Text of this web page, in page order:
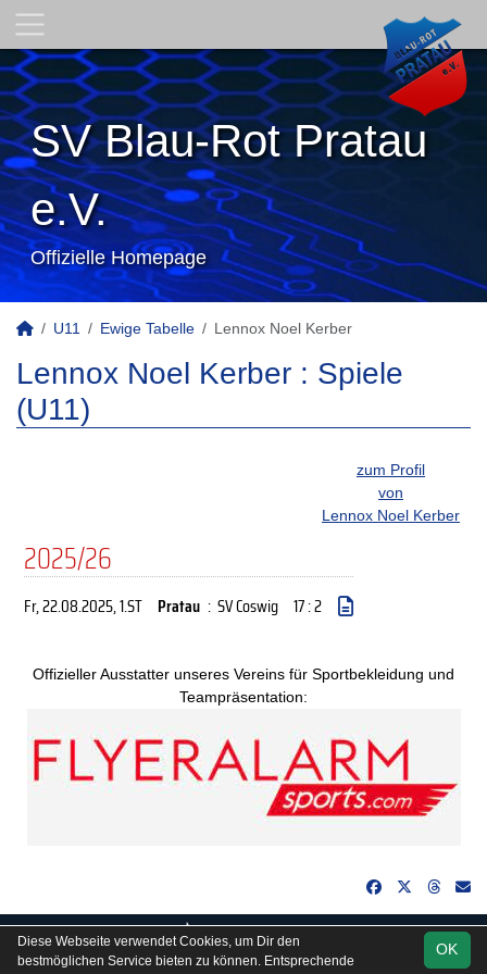
SV Blau-Rot Pratau
e.V.
Offizielle Homepage
U11 Ewige Tabelle Lennox Noel Kerber
Lennox Noel Kerber : Spiele
(U11)
zum Profil
von
Lennox Noel Kerber
2025/26
Fr, 22.08.2025, 1.ST Pratau : SV Coswig 17 : 2
Offizieller Ausstatter unseres Vereins für Sportbekleidung und
Teampräsentation:
soccero.de
OK
Diese Webseite verwendet Cookies, um Dir den
bestmöglichen Service bieten zu können. Entsprechende